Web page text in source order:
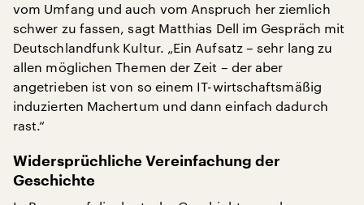
vom Umfang und auch vom Anspruch her ziemlich
schwer zu fassen, sagt Matthias Dell im Gespräch mit
Deutschlandfunk Kultur. „Ein Aufsatz – sehr lang zu
allen möglichen Themen der Zeit – der aber
angetrieben ist von so einem IT-wirtschaftsmäßig
induzierten Machertum und dann einfach dadurch
rast.“
Widersprüchliche Vereinfachung der
Geschichte